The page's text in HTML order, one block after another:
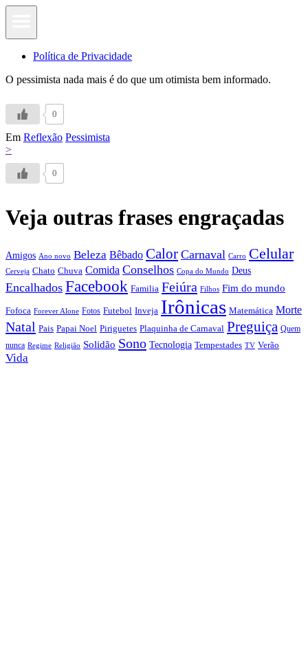
Política de Privacidade
O pessimista nada mais é do que um otimista bem informado.
0
Em Reflexão Pessimista
>
0
Veja outras frases engraçadas
Amigos Ano novo Beleza Bêbado Calor Carnaval Carro Celular
Cerveja Chato Chuva Comida Conselhos Copa do Mundo Deus
Encalhados Facebook Familia Feiúra Filhos Fim do mundo
Fofoca Forever Alone Fotos Futebol Inveja Irônicas Matemática Morte
Natal Pais Papai Noel Piriguetes Plaquinha de Carnaval Preguiça Quem
nunca Regime Religião Solidão Sono Tecnologia Tempestades TV Verão
Vida